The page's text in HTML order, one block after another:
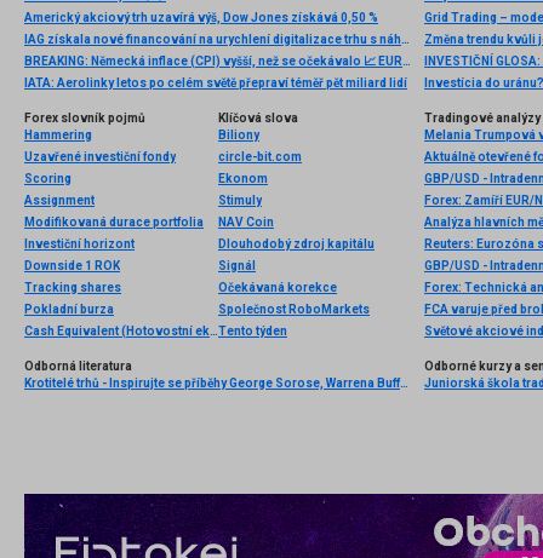
Americký akciový trh uzavírá výš, Dow Jones získává 0,50 %
IAG získala nové financování na urychlení digitalizace trhu s náhradními díly pro automobily ve střední a východní Evropě
BREAKING: Německá inflace (CPI) vyšší, než se očekávalo 📈 EURUSD bez větší reakce
IATA: Aerolinky letos po celém světě přepraví téměř pět miliard lidí
Grid Trading –
Změna trendu kvůli
Investícia do uránu?
Forex slovník pojmů
Hammering
Uzavřené investiční fondy
Scoring
Assignment
Modifikovaná durace portfolia
Investiční horizont
Downside 1 ROK
Tracking shares
Pokladní burza
Cash Equivalent (Hotovostní ekvivalent)
Klíčová slova
Biliony
circle-bit.com
Ekonom
Stimuly
NAV Coin
Dlouhodobý zdroj kapitálu
Signál
Očekávaná korekce
Společnost RoboMarkets
Tento týden
Tradingové analýzy
Aktuálně otevřené
GBP/USD -
Forex: Zamíří EUR/
Analýza hlavních
Reuters: Eurozóna
GBP/USD -
Forex: Technická
FCA varuje před
Světové akciové
Odborná literatura
Krotitelé trhů - Inspirujte se příběhy George Sorose, Warrena Buffetta a Paula Volckera
Odborné kurzy a
Juniorská škola